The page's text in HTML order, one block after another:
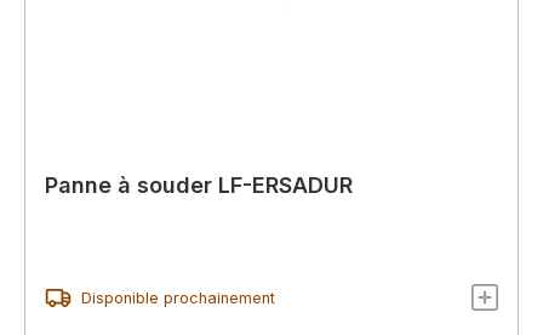
Panne à souder LF-ERSADUR
Disponible prochainement